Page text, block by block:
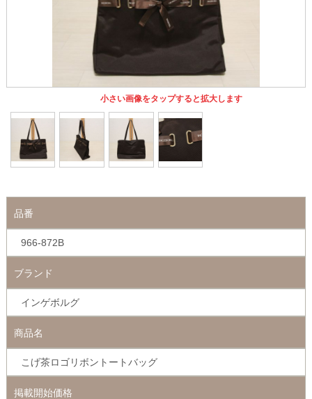
小さい画像をタップすると拡大します
品番
966-872B
ブランド
インゲボルグ
商品名
こげ茶ロゴリボントートバッグ
掲載開始価格